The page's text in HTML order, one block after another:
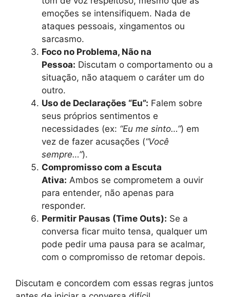
emoções se intensifiquem. Nada de
ataques pessoais, xingamentos ou
sarcasmo.
Foco no Problema, Não na
Pessoa: Discutam o comportamento ou a
situação, não ataquem o caráter um do
outro.
Uso de Declarações “Eu”: Falem sobre
seus próprios sentimentos e
necessidades (ex: “Eu me sinto…”) em
vez de fazer acusações (“Você
sempre…”).
Compromisso com a Escuta
Ativa: Ambos se comprometem a ouvir
para entender, não apenas para
responder.
Permitir Pausas (Time Outs): Se a
conversa ficar muito tensa, qualquer um
pode pedir uma pausa para se acalmar,
com o compromisso de retomar depois.
Discutam e concordem com essas regras juntos